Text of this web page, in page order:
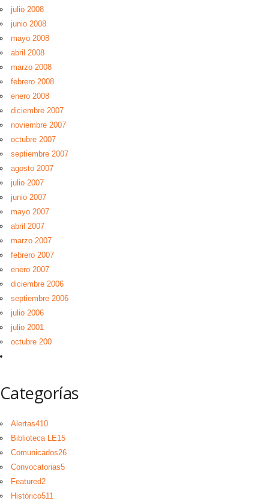
julio 2008
junio 2008
mayo 2008
abril 2008
marzo 2008
febrero 2008
enero 2008
diciembre 2007
noviembre 2007
octubre 2007
septiembre 2007
agosto 2007
julio 2007
junio 2007
mayo 2007
abril 2007
marzo 2007
febrero 2007
enero 2007
diciembre 2006
septiembre 2006
julio 2006
julio 2001
octubre 200
Categorías
Alertas410
Biblioteca LE15
Comunicados26
Convocatorias5
Featured2
Histórico511